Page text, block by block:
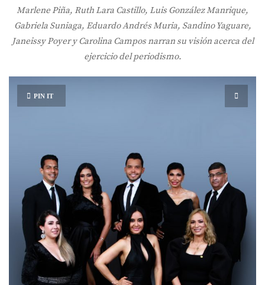
Marlene Piña, Ruth Lara Castillo, Luis González Manrique,
Gabriela Suniaga, Eduardo Andrés Muria, Sandino Yaguare,
Janeissy Poyer y Carolina Campos narran su visión acerca del
ejercicio del periodismo.
PIN IT